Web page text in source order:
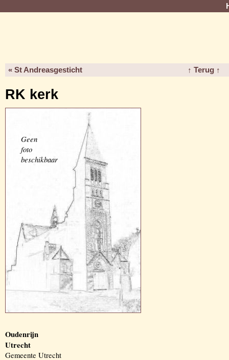
« St Andreasgesticht ↑ Terug ↑
RK kerk
Geen
foto
beschikbaar
Oudenrijn
Utrecht
Gemeente Utrecht